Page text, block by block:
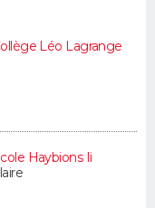
Léo Lagrange
Haybions Ii